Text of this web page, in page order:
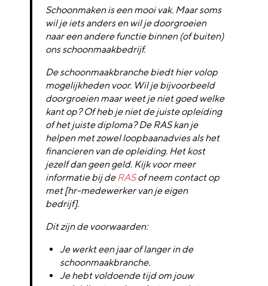
Schoonmaken is een mooi vak. Maar soms
wil je iets anders en wil je doorgroeien
naar een andere functie binnen (of buiten)
ons schoonmaakbedrijf.
De schoonmaakbranche biedt hier volop
mogelijkheden voor. Wil je bijvoorbeeld
doorgroeien maar weet je niet goed welke
kant op? Of heb je niet de juiste opleiding
of het juiste diploma? De RAS kan je
helpen met zowel loopbaanadvies als het
financieren van de opleiding. Het kost
jezelf dan geen geld. Kijk voor meer
informatie bij deRASof neem contact op
met [hr-medewerker van je eigen
bedrijf].
Dit zijn de voorwaarden:
Je werkt een jaar of langer in de
schoonmaakbranche.
Je hebt voldoende tijd om jouw